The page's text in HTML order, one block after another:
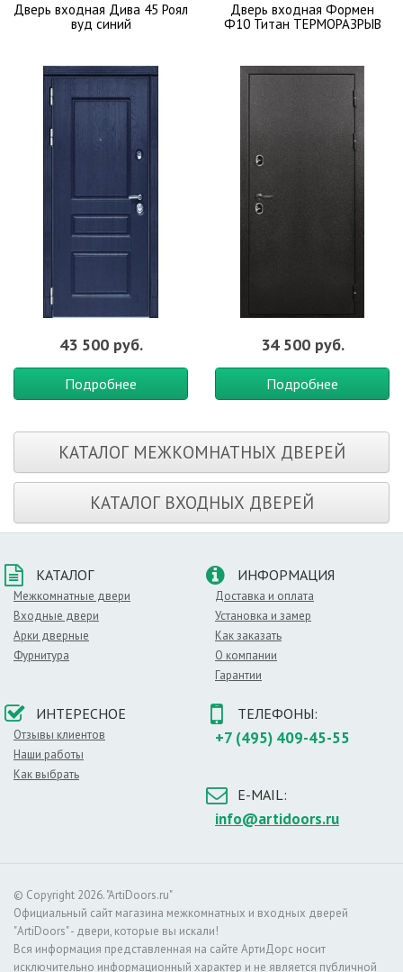
Дверь входная Дива 45 Роял
вуд синий
43 500 руб.
Подробнее
Дверь входная Формен
Ф10 Титан ТЕРМОРАЗРЫВ
34 500 руб.
Подробнее
КАТАЛОГ МЕЖКОМНАТНЫХ ДВЕРЕЙ
КАТАЛОГ ВХОДНЫХ ДВЕРЕЙ
КАТАЛОГ
Межкомнатные двери
Входные двери
Арки дверные
Фурнитура
ИНФОРМАЦИЯ
Доставка и оплата
Установка и замер
Как заказать
О компании
Гарантии
ИНТЕРЕСНОЕ
Отзывы клиентов
Наши работы
Как выбрать
ТЕЛЕФОНЫ:
+7 (495) 409-45-55
E-MAIL:
info@artidoors.ru
© Copyright 2026. "ArtiDoors.ru"
Официальный сайт магазина межкомнатных и входных дверей
"ArtiDoors" - двери, которые вы искали!
Вся информация представленная на сайте АртиДорс носит
исключительно информационный характер и не является публичной